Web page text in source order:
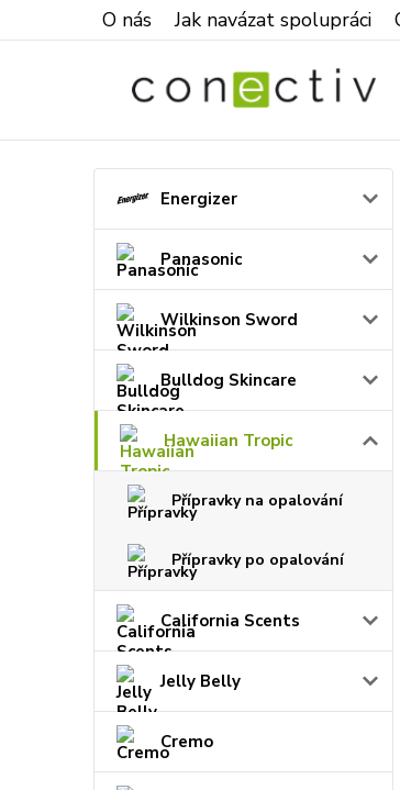
O nás Jak navázat spolupráci
Energizer
Panasonic
Wilkinson Sword
Bulldog Skincare
Hawaiian Tropic
Přípravky na opalování
Přípravky po opalování
California Scents
Jelly Belly
Cremo